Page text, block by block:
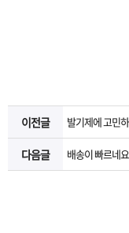
이전글 발기제에 고민
다음글 배송이 빠르네